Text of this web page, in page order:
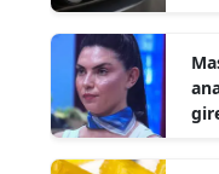
ve